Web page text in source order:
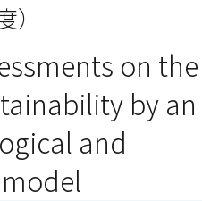
on the
by an
and